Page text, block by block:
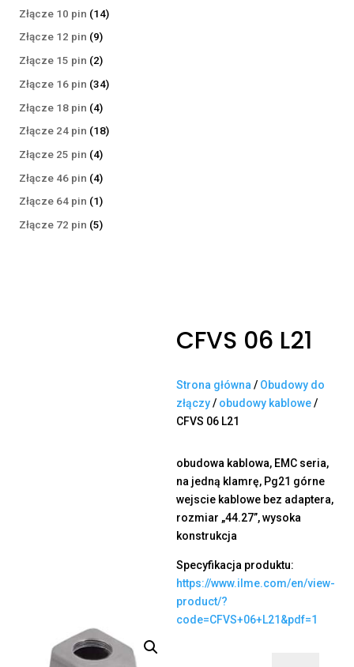
produkty
Złącze 10 pin 1414
Złącze 12 pin 99
produktów
Złącze 15 pin 22
produkty
Złącze 16 pin 3434
Złącze 18 pin 44
produkty
Złącze 24 pin 1818
Złącze 25 pin 44
produkty
Złącze 46 pin 44
produkty
Złącze 64 pin 11
produkt
Złącze 72 pin 55
CFVS 06 L21
Strona główna / Obudowy do
złączy/ obudowy kablowe/
CFVS 06 L21
obudowa kablowa, EMC seria,
na jedną klamrę, Pg21 górne
wejscie kablowe bez adaptera,
rozmiar „44.27”, wysoka
konstrukcja
Specyfikacja produktu:
https://www.ilme.com/en/view-
product/?
code=CFVS+06+L21&pdf=1